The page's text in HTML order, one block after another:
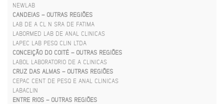
NEWLAB
CANDEIAS – OUTRAS REGIÕES
LAB DE A CL N SRA DE FATIMA
LABORMED LAB DE ANAL CLINICAS
LAPEC LAB PESQ CLIN LTDA
CONCEIÇÃO DO COITÉ – OUTRAS REGIÕES
LABOL LABORATORIO DE A CLINICAS
CRUZ DAS ALMAS – OUTRAS REGIÕES
CEPAC CENT DE PESQ E ANAL CLINICAS
LABACLIN
ENTRE RIOS – OUTRAS REGIÕES